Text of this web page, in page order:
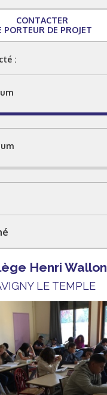
CONTACTER
PORTEUR DE PROJET
:
Henri Wallon
LE TEMPLE